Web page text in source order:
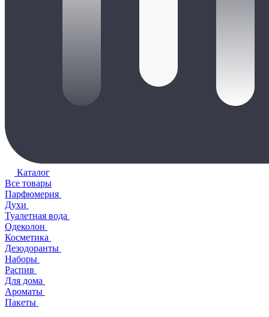
Каталог
Все товары
Парфюмерия
Духи
Туалетная вода
Одеколон
Косметика
Дезодоранты
Наборы
Распив
Для дома
Ароматы
Пакеты